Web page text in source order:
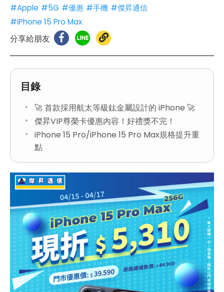
#Apple #5G #優惠 #手機 #傑昇通信
#iPhone 15 Pro Max
分享給朋友
目錄
🚀 首款採用航太等級鈦金屬設計的 iPhone 🚀
傑昇VIP尊榮卡優惠內容！好禮獎不完！
iPhone 15 Pro/iPhone 15 Pro Max規格提升重
點